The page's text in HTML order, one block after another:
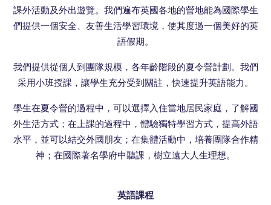
課外活動及外出遊覽。我們遍布英國各地的營地能為國際學生
們提供一個安全、友善生活學習環境，使其度過一個美好的英
語假期。
我們提供從個人到團隊規模，各年齡階段的夏令營計劃。我們
采用小班授課，讓學生充分受到關註，快速提升英語能力。
學生在夏令營的過程中，可以選擇入住當地居民家庭，了解國
外生活方式；在上課的過程中，體驗獨特學習方式，提高外語
水平，並可以結交外國朋友；在集體活動中，培養團隊合作精
神；在國際著名學府中聽課，樹立遠大人生理想。
英語課程